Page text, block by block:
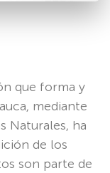
que forma y
mediante
Naturales, ha
de los
son parte de